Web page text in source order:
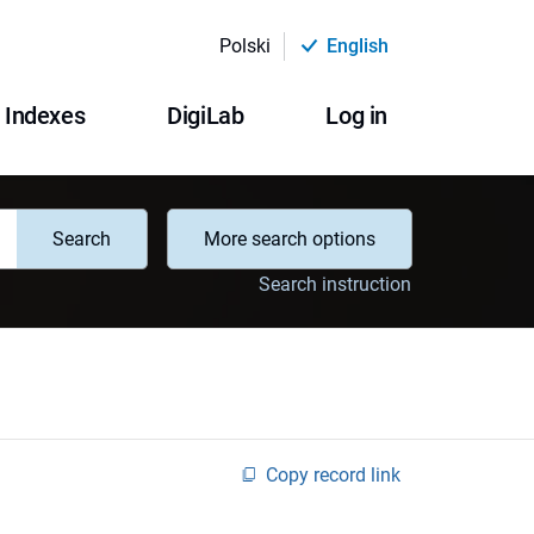
Polski English
Indexes DigiLab Log in
Search
More search options
Search instruction
Copy record link